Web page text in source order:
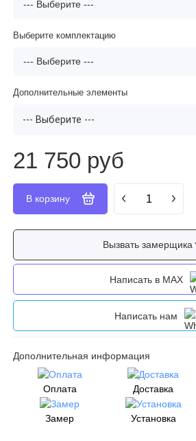
Выберите комплектацию
Дополнительные элементы
--- Выберите ---
21 750 руб
Вызвать замерщика
Написать в MAX
Написать нам
Дополнительная информация
Оплата Доставка
Замер Установка